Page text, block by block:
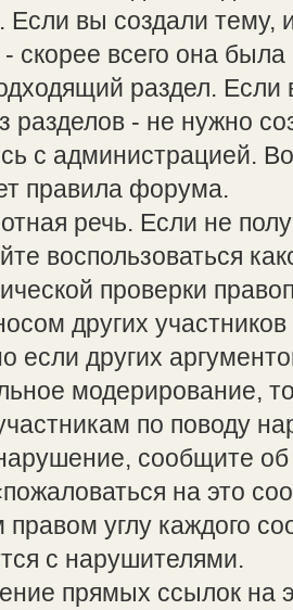
вы создали тему,
- скорее всего она
раздел.
разделов - не нужно
с администрацией.
правила форума.
речь. Если не
воспользоваться
проверки
других
если других
модерирование,
по поводу
сообщите
на это
правом углу каждого
с нарушителями.
прямых ссылок на